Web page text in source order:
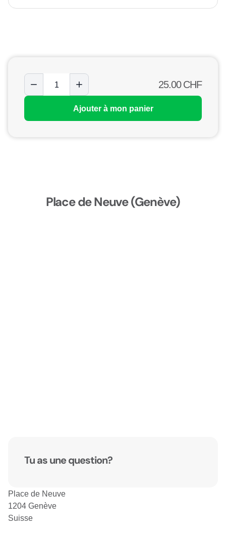
25.00CHF
Ajouter à mon panier
Place de Neuve (Genève)
Tu as une question?
Place de Neuve
1204 Genève
Suisse